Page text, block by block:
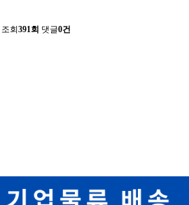
조회 391회 댓글0건